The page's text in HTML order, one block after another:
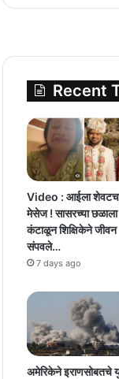
Recent
Video : आईला
मेसेज ! सासरच्या छळाला
कंटाळून शिक्षिकेने जीवन
संपवले…
7 days ago
अमेरिकेने इराणसोबतचे